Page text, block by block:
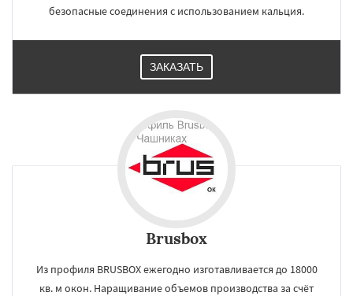
безопасные соединения с использованием кальция.
ЗАКАЗАТЬ
Brusbox
Из профиля BRUSBOX ежегодно изготавливается до 18000
кв. м окон. Наращивание объемов производства за счёт